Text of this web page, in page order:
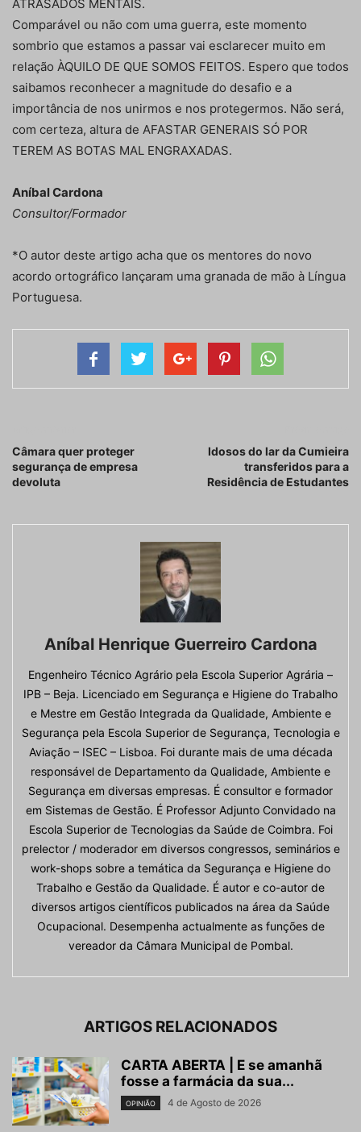
ATRASADOS MENTAIS.
Comparável ou não com uma guerra, este momento
sombrio que estamos a passar vai esclarecer muito em
relação ÀQUILO DE QUE SOMOS FEITOS. Espero que todos
saibamos reconhecer a magnitude do desafio e a
importância de nos unirmos e nos protegermos. Não será,
com certeza, altura de AFASTAR GENERAIS SÓ POR
TEREM AS BOTAS MAL ENGRAXADAS.
Aníbal Cardona
Consultor/Formador
*O autor deste artigo acha que os mentores do novo
acordo ortográfico lançaram uma granada de mão à Língua
Portuguesa.
Câmara quer proteger
segurança de empresa
devoluta
Idosos do lar da Cumieira
transferidos para a
Residência de Estudantes
Aníbal Henrique Guerreiro Cardona
Engenheiro Técnico Agrário pela Escola Superior Agrária –
IPB – Beja. Licenciado em Segurança e Higiene do Trabalho
e Mestre em Gestão Integrada da Qualidade, Ambiente e
Segurança pela Escola Superior de Segurança, Tecnologia e
Aviação – ISEC – Lisboa. Foi durante mais de uma década
responsável de Departamento da Qualidade, Ambiente e
Segurança em diversas empresas. É consultor e formador
em Sistemas de Gestão. É Professor Adjunto Convidado na
Escola Superior de Tecnologias da Saúde de Coimbra. Foi
prelector / moderador em diversos congressos, seminários e
work-shops sobre a temática da Segurança e Higiene do
Trabalho e Gestão da Qualidade. É autor e co-autor de
diversos artigos científicos publicados na área da Saúde
Ocupacional. Desempenha actualmente as funções de
vereador da Câmara Municipal de Pombal.
ARTIGOS RELACIONADOS
CARTA ABERTA | E se amanhã
fosse a farmácia da sua...
OPINIÃO 4 de Agosto de 2026